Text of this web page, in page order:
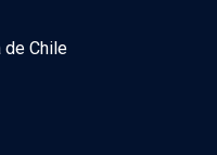
de Chile